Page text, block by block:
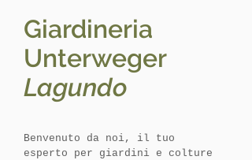
Giardineria
Unterweger
Lagundo
Benvenuto da noi, il tuo
esperto per giardini e colture